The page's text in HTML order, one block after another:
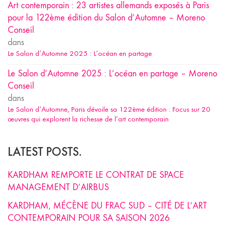
Art contemporain : 23 artistes allemands exposés à Paris
pour la 122ème édition du Salon d’Automne – Moreno
Conseil
dans
Le Salon d’Automne 2025 : L’océan en partage
Le Salon d’Automne 2025 : L’océan en partage – Moreno
Conseil
dans
Le Salon d’Automne, Paris dévoile sa 122ème édition : Focus sur 20
œuvres qui explorent la richesse de l’art contemporain
LATEST POSTS.
KARDHAM REMPORTE LE CONTRAT DE SPACE
MANAGEMENT D’AIRBUS
KARDHAM, MÉCÈNE DU FRAC SUD – CITÉ DE L’ART
CONTEMPORAIN POUR SA SAISON 2026